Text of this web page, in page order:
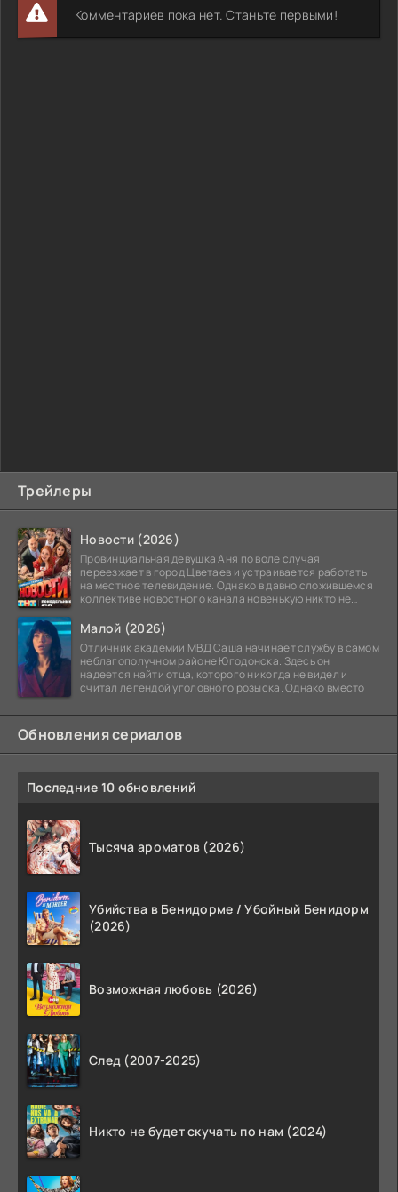
Трейлеры
Новости (2026)
Провинциальная девушка Аня по воле случая
переезжает в город Цветаев и устраивается работать
на местное телевидение. Однако в давно сложившемся
коллективе новостного канала новенькую никто не
Малой (2026)
Отличник академии МВД Саша начинает службу в самом
неблагополучном районе Югодонска. Здесь он
надеется найти отца, которого никогда не видел и
считал легендой уголовного розыска. Однако вместо
Обновления сериалов
Последние 10 обновлений
Тысяча ароматов (2026)
Убийства в Бенидорме / Убойный Бенидорм
(2026)
Возможная любовь (2026)
След (2007-2025)
Никто не будет скучать по нам (2024)
Комментариев пока нет. Станьте первыми!